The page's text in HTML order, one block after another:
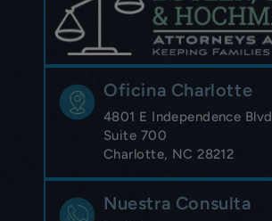
Oficina Charlotte
4801 E Independence Blvd
Suite 700
Charlotte, NC 28212
Nuestra Consulta